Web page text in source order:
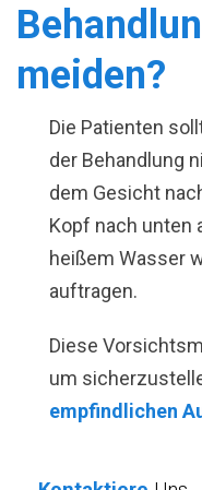
meiden?
Die Patienten
der Behandlung
dem Gesicht
Kopf nach unten
heißem Wasser
auftragen.
Diese
um
empfindlichen